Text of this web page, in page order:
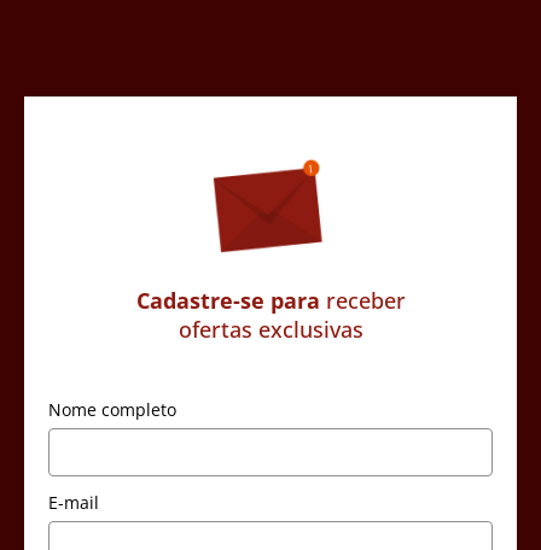
Cadastre-se para receber
ofertas exclusivas
Nome completo
E-mail